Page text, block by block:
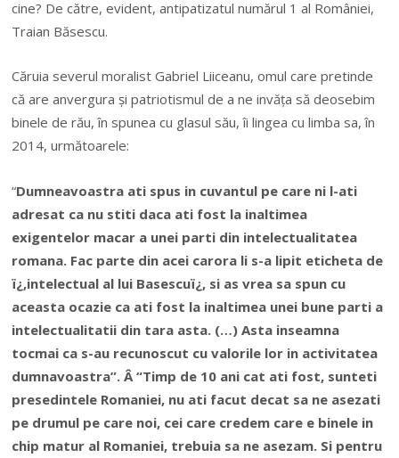
cine? De către, evident, antipatizatul numărul 1 al României,
Traian Băsescu.
Căruia severul moralist Gabriel Liiceanu, omul care pretinde
că are anvergura și patriotismul de a ne invăța să deosebim
binele de rău, în spunea cu glasul său, îi lingea cu limba sa, în
2014, următoarele:
“Dumneavoastra ati spus in cuvantul pe care ni l-ati
adresat ca nu stiti daca ati fost la inaltimea
exigentelor macar a unei parti din intelectualitatea
romana. Fac parte din acei carora li s-a lipit eticheta de
ï¿‚intelectual al lui Basescuï¿‚ si as vrea sa spun cu
aceasta ocazie ca ati fost la inaltimea unei bune parti a
intelectualitatii din tara asta. (…) Asta inseamna
tocmai ca s-au recunoscut cu valorile lor in activitatea
dumnavoastra”. Â “Timp de 10 ani cat ati fost, sunteti
presedintele Romaniei, nu ati facut decat sa ne asezati
pe drumul pe care noi, cei care credem care e binele in
chip matur al Romaniei, trebuia sa ne asezam. Si pentru